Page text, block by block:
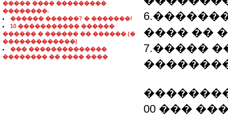
����� ���� ���������
��������.
������ ������? � �������!
10 ����������� ������
������ � ������ �� ������ (�
�������������)
��� ��������������
�������� �� ���� ����
���� ��
7.�����
00 ���